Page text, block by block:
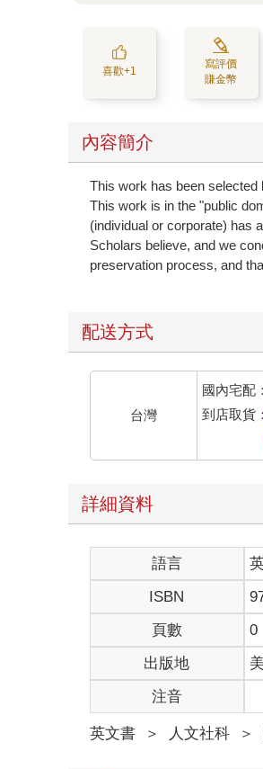
喜歡+1
寫評價
賺金幣
內容簡介
This work has been
This work is in the "public
(individual or corporate) has
Scholars believe, and we
preservation process, and
配送方式
台灣
國內宅配
到店取貨：
詳細資料
語言
ISBN
頁數
0
出版地
注音
英文書 ＞ 人文社科 ＞